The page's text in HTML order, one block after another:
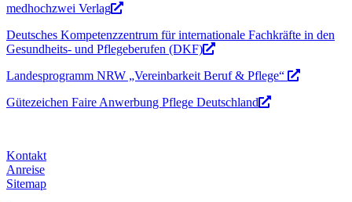
medhochzwei Verlag
Deutsches Kompetenzzentrum für internationale Fachkräfte in den
Gesundheits- und Pflegeberufen (DKF)
Landesprogramm NRW „Vereinbarkeit Beruf & Pflege“
Gütezeichen Faire Anwerbung Pflege Deutschland
Kontakt
Anreise
Sitemap